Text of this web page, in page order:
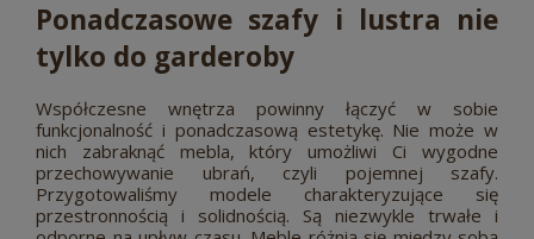
Ponadczasowe szafy i lustra nie
tylko do garderoby
Współczesne wnętrza powinny łączyć w sobie
funkcjonalność i ponadczasową estetykę. Nie może w
nich zabraknąć mebla, który umożliwi Ci wygodne
przechowywanie ubrań, czyli pojemnej szafy.
Przygotowaliśmy modele charakteryzujące się
przestronnością i solidnością. Są niezwykle trwałe i